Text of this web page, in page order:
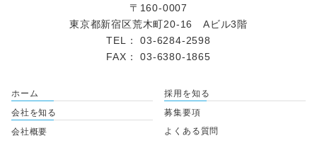
〒160-0007
東京都新宿区荒木町20-16 Aビル3階
TEL： 03-6284-2598
FAX： 03-6380-1865
ホーム
会社を知る
会社概要
採用を知る
募集要項
よくある質問